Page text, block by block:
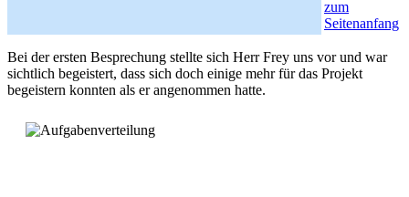
Bei der ersten Besprechung stellte sich Herr Frey uns vor und war
sichtlich begeistert, dass sich doch einige mehr für das Projekt
begeistern konnten als er angenommen hatte.